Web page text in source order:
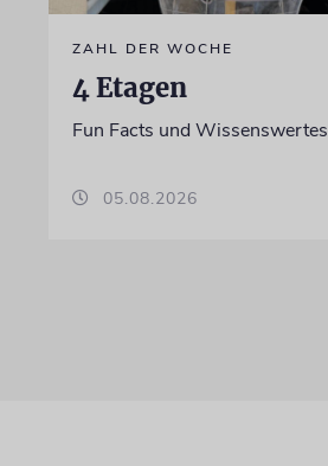
ZAHL DER WOCHE
4 Etagen
Fun Facts und Wissenswertes
05.08.2026